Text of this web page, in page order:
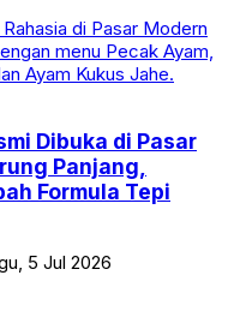
Dibuka di Pasar
Panjang,
Formula Tepi
5 Jul 2026